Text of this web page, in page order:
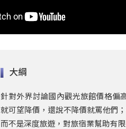
大綱
針對外界討論國內觀光旅館價格偏
就可望降價，還說不降價就罵他們
而不是深度旅遊，對旅宿業幫助有限